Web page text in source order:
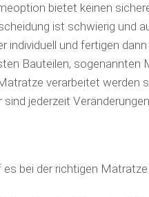
bietet keinen
ist schwierig und
individuell und fertigen
Bauteilen, sogenannten
verarbeitet werden
jederzeit
bei der richtigen